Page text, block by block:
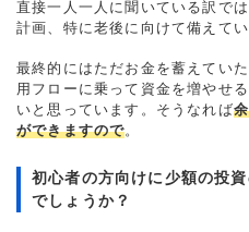
直接一人一人に聞いている訳で
計画、特に老後に向けて備えて
最終的にはただお金を蓄えてい
用フローに乗って資金を増やせ
いと思っています。そうなれば
ができますので。
初心者の方向けに少額の投
でしょうか？